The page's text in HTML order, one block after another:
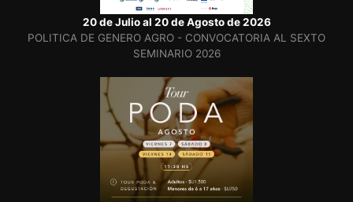
20 de Julio al 20 de Agosto de 2026
POLITICA DE GENERO AGRO - CONVOCATORIA AL SEXTO
SEMINARIO 2026